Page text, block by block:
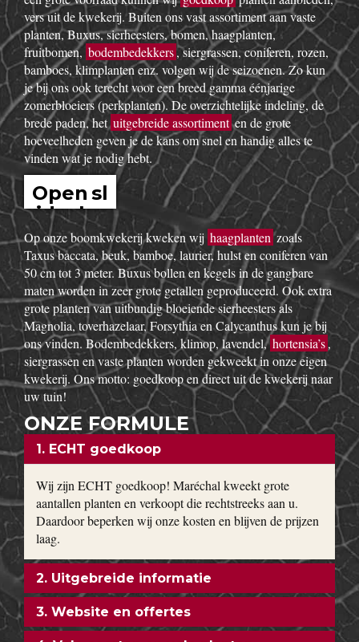
vers uit de kwekerij. Buiten ons vast assortiment aan vaste
planten, Buxus, sierheesters, bomen, haagplanten,
fruitbomen, bodembedekkers, siergrassen, coniferen, rozen,
bamboes, klimplanten enz. volgen wij de seizoenen. Zo kun
je bij ons ook terecht voor een breed gamma éénjarige
zomerbloeiers (perkplanten). De overzichtelijke indeling, de
brede paden, hetuitgebreide assortimenten de grote
hoeveelheden geven je de kans om snel en handig alles te
vinden wat je nodig hebt.
Open sl
idesho
w
Op onze boomkwekerij kweken wij haagplantenzoals
Taxus baccata, beuk, bamboe, laurier, hulst en coniferen van
50 cm tot 3 meter. Buxus bollen en kegels in de gangbare
maten worden in zeer grote getallen geproduceerd. Ook extra
grote planten van uitbundig bloeiende sierheesters als
Magnolia, toverhazelaar, Forsythia en Calycanthus kun je bij
ons vinden. Bodembedekkers, klimop, lavendel,hortensia’s,
siergrassen en vaste planten worden gekweekt in onze eigen
kwekerij. Ons motto: goedkoop en direct uit de kwekerij naar
uw tuin!
ONZE FORMULE
1. ECHT goedkoop
Wij zijn ECHT goedkoop! Maréchal kweekt grote
aantallen planten en verkoopt die rechtstreeks aan u.
Daardoor beperken wij onze kosten en blijven de prijzen
laag.
2. Uitgebreide informatie
3. Website en offertes